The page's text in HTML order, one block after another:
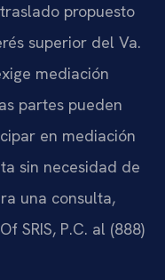
propuesto
superior del Va.
mediación
partes pueden
en mediación
sin necesidad de
una consulta,
SRIS, P.C. al (888)